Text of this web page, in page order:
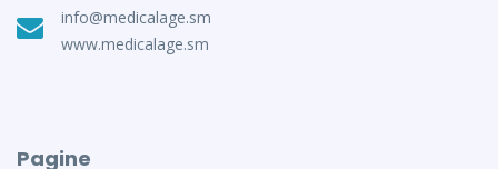
info@medicalage.sm
www.medicalage.sm
Pagine